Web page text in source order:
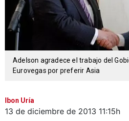
Adelson agradece el trabajo del
Eurovegas por preferir Asia
Ibon Uría
13 de diciembre de 2013 11:15h